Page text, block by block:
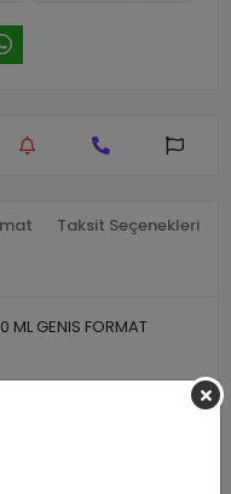
Taksit Seçenekleri
ML GENIS FORMAT